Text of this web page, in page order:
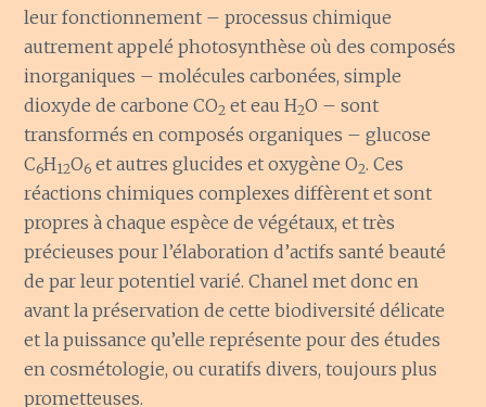
leur fonctionnement – processus chimique
autrement appelé photosynthèse où des composés
inorganiques – molécules carbonées, simple
dioxyde de carbone CO2 et eau H2O – sont
transformés en composés organiques – glucose
C6H12O6 et autres glucides et oxygène O2. Ces
réactions chimiques complexes diffèrent et sont
propres à chaque espèce de végétaux, et très
précieuses pour l’élaboration d’actifs santé beauté
de par leur potentiel varié. Chanel met donc en
avant la préservation de cette biodiversité délicate
et la puissance qu’elle représente pour des études
en cosmétologie, ou curatifs divers, toujours plus
prometteuses.